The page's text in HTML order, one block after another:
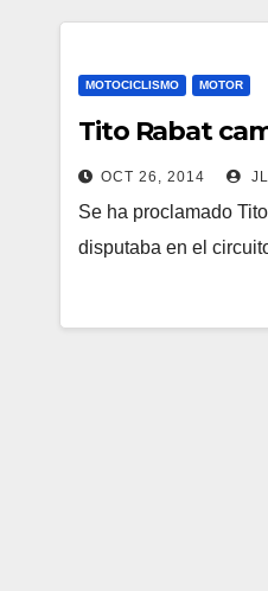
MOTOCICLISMO MOTOR
Tito Rabat
OCT 26, 2014
Se ha proclamado
disputaba en el